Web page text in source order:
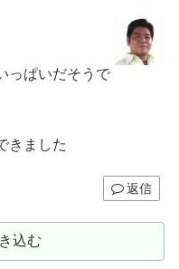
っぱいだそうで
きました
返信
込む